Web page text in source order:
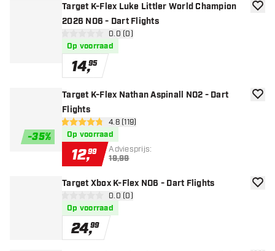
Target K-Flex Luke Littler World Champion
2026 NO6 - Dart Flights
open reviews drawer
0 score sterren0.0 (0)
Op voorraad
14,95
-35%
Target K-Flex Nathan Aspinall NO2 - Dart
Flights
open reviews drawer
4.8 score sterren4.8 (119)
Op voorraad
12,99 Adviesprijs:
19,99
Target Xbox K-Flex NO6 - Dart Flights
open reviews drawer
0 score sterren0.0 (0)
Op voorraad
24,99